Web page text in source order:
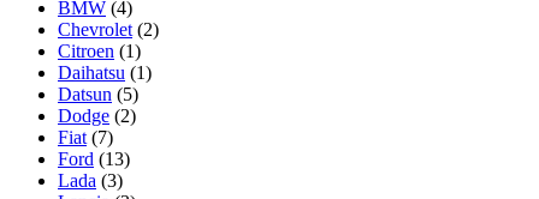
BMW (4)
Chevrolet (2)
Citroen (1)
Daihatsu (1)
Datsun (5)
Dodge (2)
Fiat (7)
Ford (13)
Lada (3)